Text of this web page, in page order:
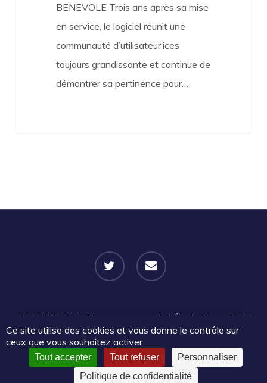
BENEVOLE Trois ans après sa mise
en service, le logiciel réunit une
communauté d’utilisateur·ices
toujours grandissante et continue de
démontrer sa pertinence pour…
twitter email
CC-BY-NC-SA Le Mouvement associatif Île-de-France 2025
| Certains droits réservés | Mentions légales|Politique de
confidentialité
Ce site utilise des cookies et vous donne le contrôle sur
ceux que vous souhaitez activer
Tout accepter Tout refuser
Personnaliser
Politique de confidentialité